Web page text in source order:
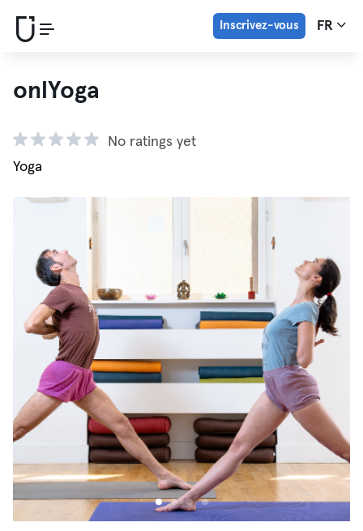
Inscrivez-vous FR
onlYoga
No ratings yet
Yoga